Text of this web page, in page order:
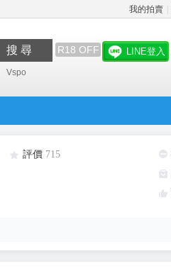
我的拍賣
搜 尋 R18 OFF
Vspo
LINE登入
評價 715